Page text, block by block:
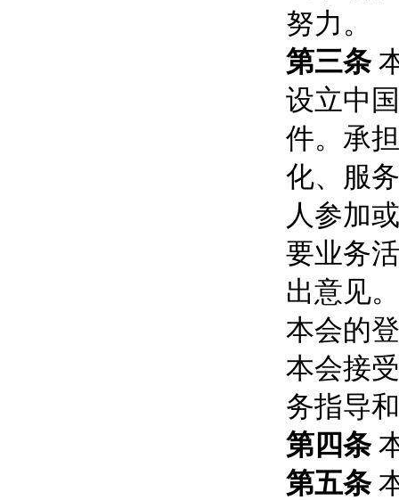
努力。
第三条
设立中
件。承
化、服
人参加
要业务
出意见。
本会的
本会接
务指导
第四条
第五条